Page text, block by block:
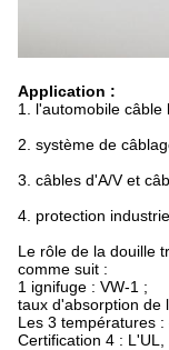
Application :
1. l'automobile câble
2. système de
3. câbles d'A/V et
4. protection
Le rôle de la douille
comme suit :
1 ignifuge : VW-1 ;
taux d'absorption de
Les 3 températures :
Certification 4 : L'UL,